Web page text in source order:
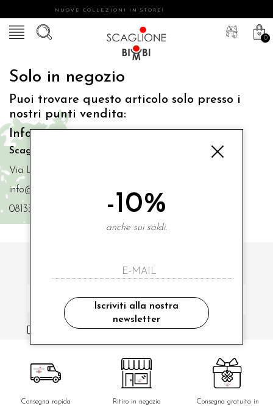
NUOVE COLLEZIONI IN STORE!
0
Solo in negozio
Puoi trovare questo articolo solo presso i
nostri punti vendita:
Info contatti
Scaglione Bimbi di Iacono Maria Angela
Via Luigi Mazzella,73 80077 Ischia
info@scaglionebimbi.com
0813331162
ISCRIVITI ALLA NOSTRA NEWSLETTER
ho letto ed accettato le condizioni sulla privacy.
Consegna rapida Ritiro in negozio
Consegna gratuita in
-10%
anche sui saldi.
Iscriviti alla nostra
newsletter